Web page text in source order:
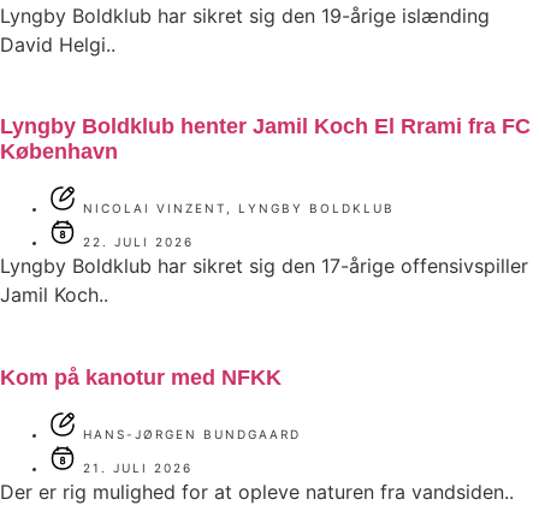
Lyngby Boldklub har sikret sig den 19-årige islænding
David Helgi..
Lyngby Boldklub henter Jamil Koch El Rrami fra FC
København
NICOLAI VINZENT, LYNGBY BOLDKLUB
22. JULI 2026
Lyngby Boldklub har sikret sig den 17-årige offensivspiller
Jamil Koch..
Kom på kanotur med NFKK
HANS-JØRGEN BUNDGAARD
21. JULI 2026
Der er rig mulighed for at opleve naturen fra vandsiden..